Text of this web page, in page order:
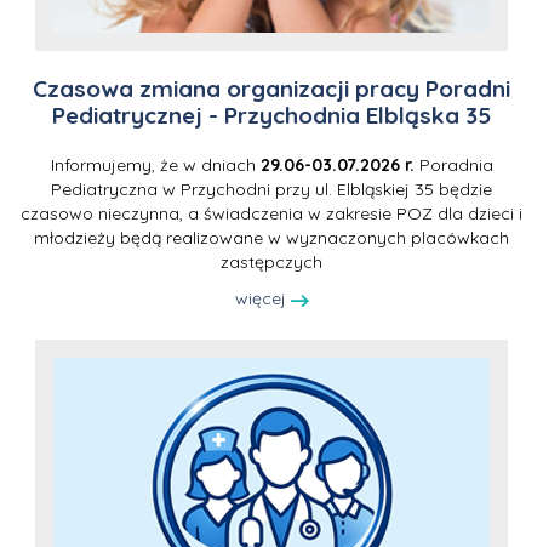
Czasowa zmiana organizacji pracy Poradni
Pediatrycznej - Przychodnia Elbląska 35
Informujemy, że w dniach 29.06-03.07.2026 r. Poradnia
Pediatryczna w Przychodni przy ul. Elbląskiej 35 będzie
czasowo nieczynna, a świadczenia w zakresie POZ dla dzieci i
młodzieży będą realizowane w wyznaczonych placówkach
zastępczych
więcej